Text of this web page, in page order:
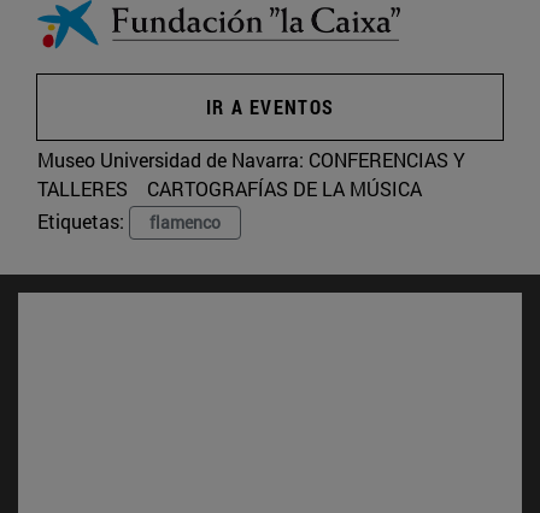
IR A EVENTOS
Museo Universidad de Navarra: CONFERENCIAS Y
TALLERES
CARTOGRAFÍAS DE LA MÚSICA
Etiquetas:
flamenco